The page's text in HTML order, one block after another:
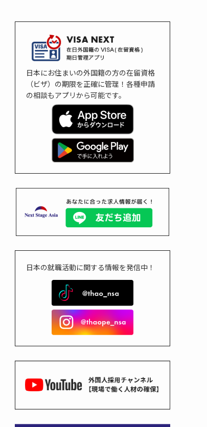
日本にお住まいの外国籍の方の在留資格
（ビザ）の期限を正確に管理！各種申請
の相談もアプリから可能です。
日本の就職活動に関する情報を発信中！